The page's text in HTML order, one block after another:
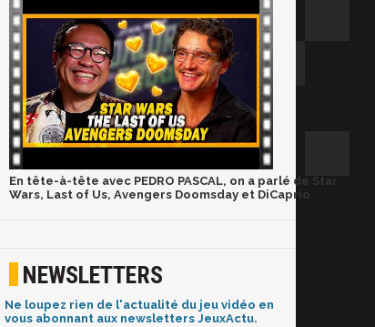
En tête-à-tête avec PEDRO PASCAL, on a parlé de Star
Wars, Last of Us, Avengers Doomsday et DiCaprio
NEWSLETTERS
Ne loupez rien de l'actualité du jeu vidéo en
vous abonnant aux newsletters JeuxActu.